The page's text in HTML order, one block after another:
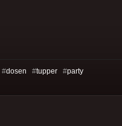
#dosen #tupper #party